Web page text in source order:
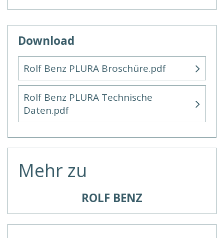
Download
Rolf Benz PLURA Broschüre.pdf
Rolf Benz PLURA Technische
Daten.pdf
Mehr zu
ROLF BENZ